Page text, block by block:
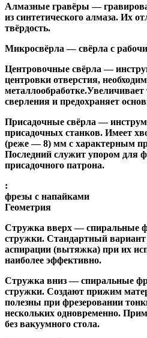
Алмазные гравёры —
из синтетического алмаза. Их
твёрдость.
Микросвёрла — свёрла с
Центровочные свёрла —
центровки отверстия,
сверления и предохраняет
Присадочные свёрла —
присадочных станков. Имеет
(реже — 8) мм с характерным
Последний служит упором для
присадочного патрона.
:
фрезы с напайками
Геометрия
Стружка вверх— спиральные
стружки. Стандартный вариант
аспирации (вытяжка) при их
наиболее эффективно.
Стружка вниз— спиральные
стружки. Создают прижим
полезны при фрезеровании
нескольких одновременно.
без вакуумного стола.